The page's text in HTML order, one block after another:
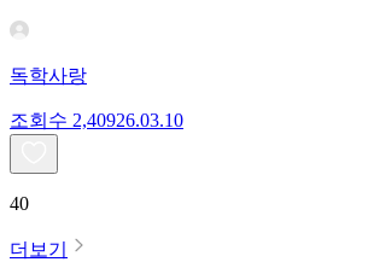
독학사랑
조회수 2,40926.03.10
40
더보기